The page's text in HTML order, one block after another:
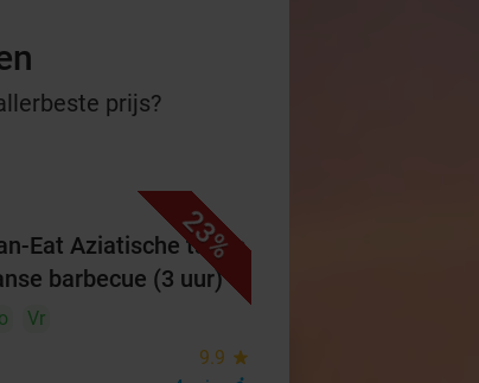
prijs?
23%
Eat Aziatische tapas
barbecue (3 uur)
Vr
9.9 star